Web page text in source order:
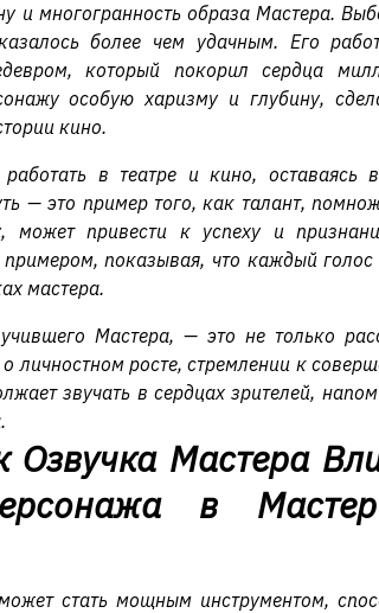
и многогранность образа Мастера.
более чем удачным. Его
который покорил сердца
особую харизму и глубину,
кино.
в театре и кино, оставаясь
— это пример того, как талант,
может привести к успеху и
показывая, что каждый
мастера.
Мастера, — это не только
личностном росте, стремлении к
звучать в сердцах зрителей,
Озвучка Мастера
в
стать мощным инструментом,